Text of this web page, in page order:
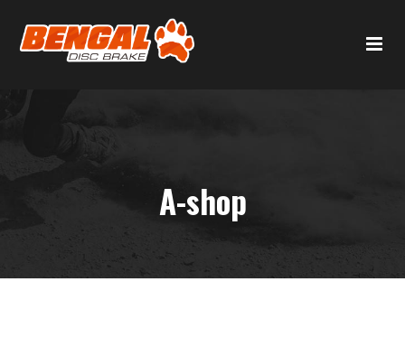
A-shop